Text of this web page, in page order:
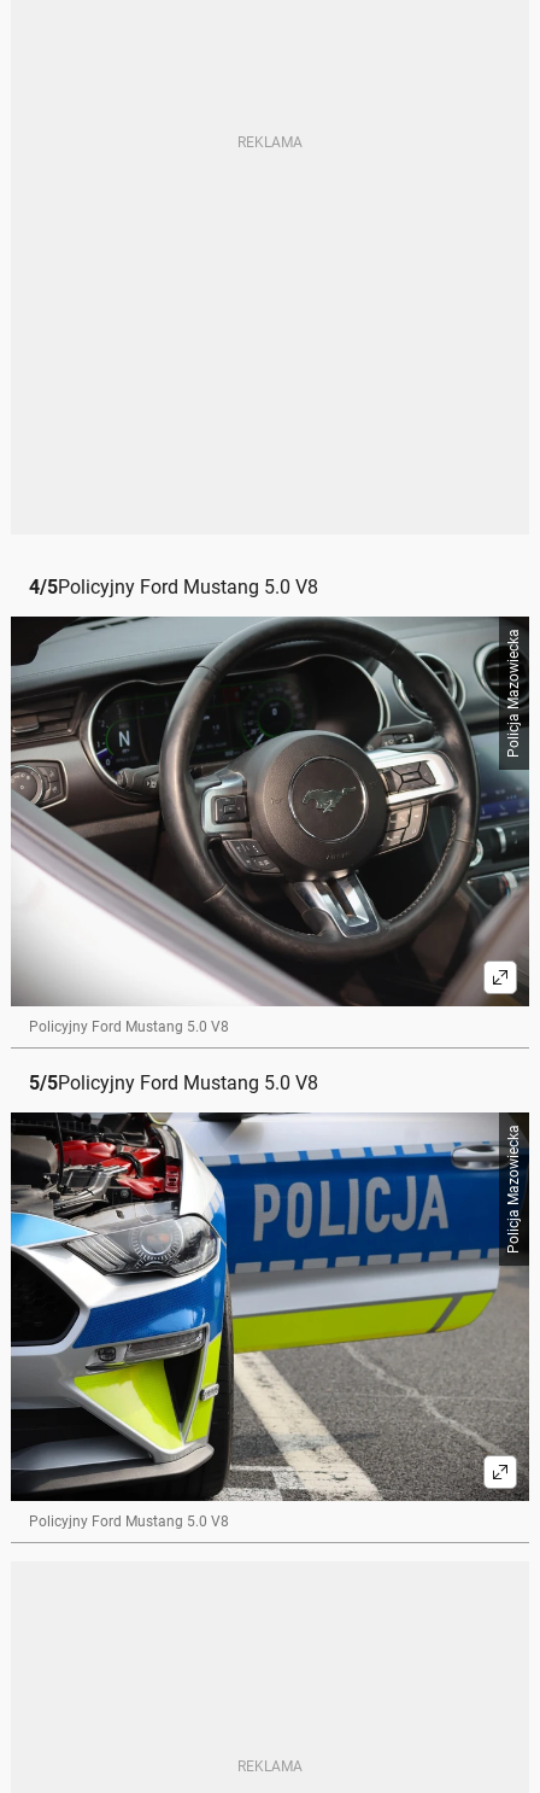
4/5Policyjny Ford Mustang 5.0 V8
Policja Mazowiecka
Policyjny Ford Mustang 5.0 V8
5/5Policyjny Ford Mustang 5.0 V8
Policja Mazowiecka
Policyjny Ford Mustang 5.0 V8